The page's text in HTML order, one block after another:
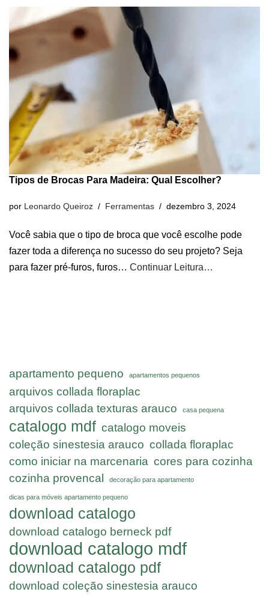
Tipos de Brocas Para Madeira: Qual Escolher?
por Leonardo Queiroz Ferramentas dezembro 3, 2024
Você sabia que o tipo de broca que você escolhe pode
fazer toda a diferença no sucesso do seu projeto? Seja
para fazer pré-furos, furos… Continuar Leitura…
apartamento pequeno apartamentos pequenos
arquivos collada floraplac
arquivos collada texturas arauco
casa pequena
catalogo mdf catalogo moveis
coleção sinestesia arauco collada floraplac
como iniciar na marcenaria cores para cozinha
cozinha provencal
decoração para apartamento
dicas para móveis apartamento pequeno
download catalogo
download catalogo berneck pdf
download catalogo mdf
download catalogo pdf
download coleção sinestesia arauco